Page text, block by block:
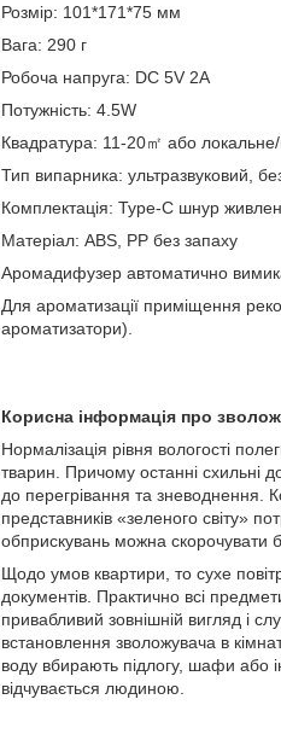
Розмір: 101*171*75 мм
Вага: 290 г
Робоча напруга: DC 5V 2A
Потужність: 4.5W
Квадратура: 11-20㎡ або
Тип випарника: ультразвуковий,
Комплектація: Type-C шнур
Матеріал: ABS, PP без запаху
Аромадифузер автоматично
Для ароматизації приміщення
ароматизатори).
Корисна інформація про
Нормалізація рівня вологості
тварин. Причому останні схильні
до перегрівання та зневоднення.
представників «зеленого світу»
обприскувань можна скорочувати
Щодо умов квартири, то сухе
документів. Практично всі
привабливий зовнішній вигляд і
встановлення зволожувача в
воду вбирають підлогу, шафи або
відчувається людиною.